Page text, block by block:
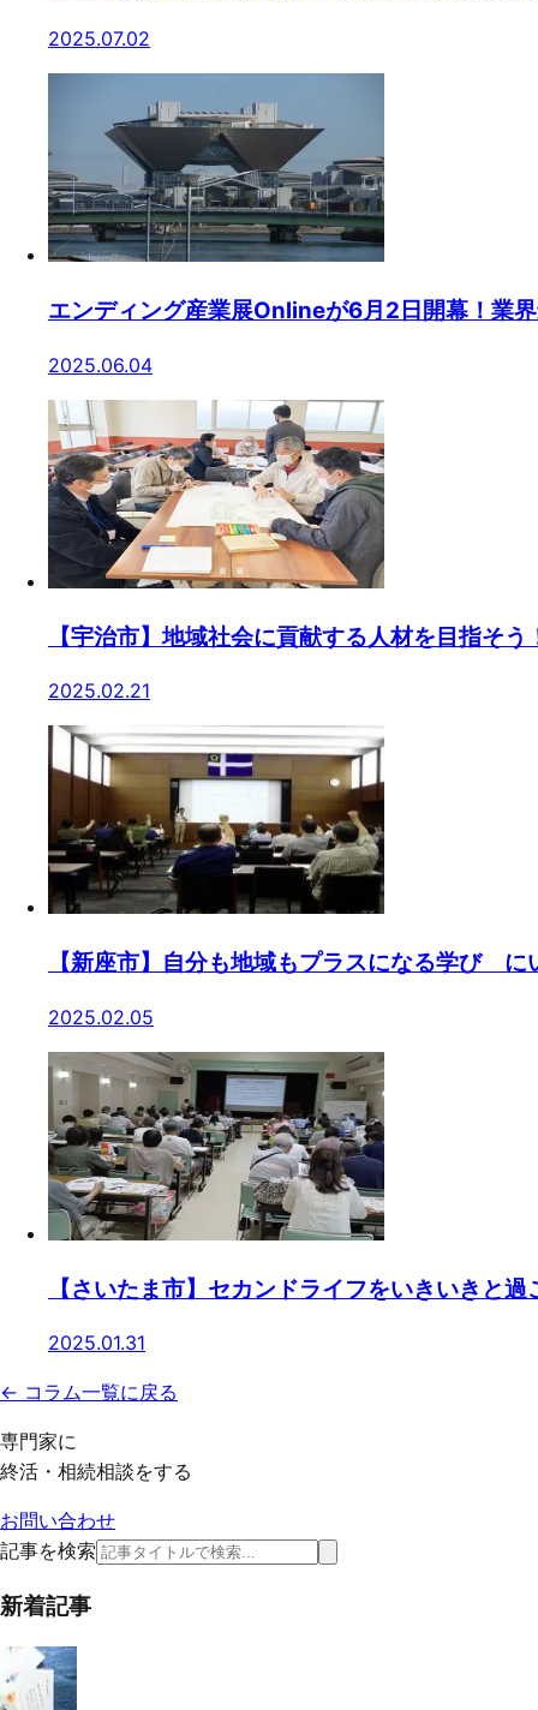
2025.07.02
エンディング産業展Onlineが6月2日開幕！業
2025.06.04
【宇治市】地域社会に貢献する人材を目指そ
2025.02.21
【新座市】自分も地域もプラスになる学び に
2025.02.05
【さいたま市】セカンドライフをいきいきと
2025.01.31
← コラム一覧に戻る
専門家に
終活・相続相談をする
お問い合わせ
記事を検索
新着記事